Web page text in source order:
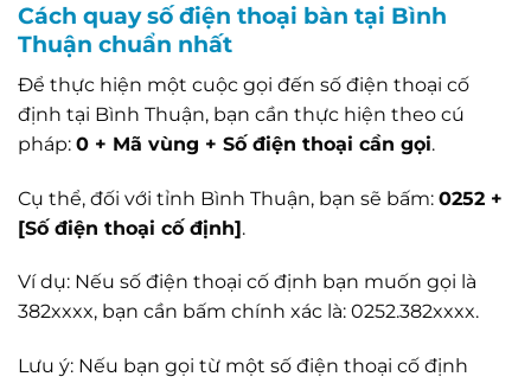
Cách quay số điện thoại bàn tại Bình
Thuận chuẩn nhất
Để thực hiện một cuộc gọi đến số điện thoại cố
định tại Bình Thuận, bạn cần thực hiện theo cú
pháp: 0 + Mã vùng + Số điện thoại cần gọi.
Cụ thể, đối với tỉnh Bình Thuận, bạn sẽ bấm: 0252 +
[Số điện thoại cố định].
Ví dụ: Nếu số điện thoại cố định bạn muốn gọi là
382xxxx, bạn cần bấm chính xác là: 0252.382xxxx.
Lưu ý: Nếu bạn gọi từ một số điện thoại cố định